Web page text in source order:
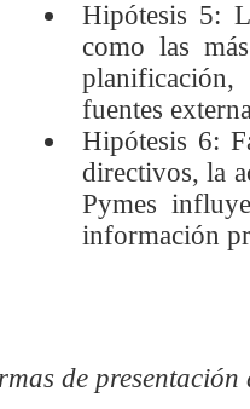
Hipótesis 5:
como las
fuentes
Hipótesis 6:
directivos, la
Pymes
información
de